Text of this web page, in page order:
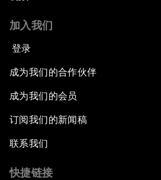
加入我们
登录
成为我们的合作伙伴
成为我们的会员
订阅我们的新闻稿
联系我们
快捷链接